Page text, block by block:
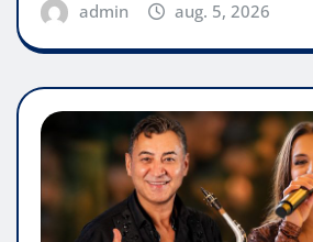
admin aug. 5, 2026